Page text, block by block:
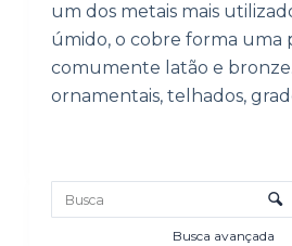
um dos metais mais
úmido, o cobre forma uma
comumente latão e bronze.
ornamentais, telhados,
Lista de itens
Controle de
Busca avançada